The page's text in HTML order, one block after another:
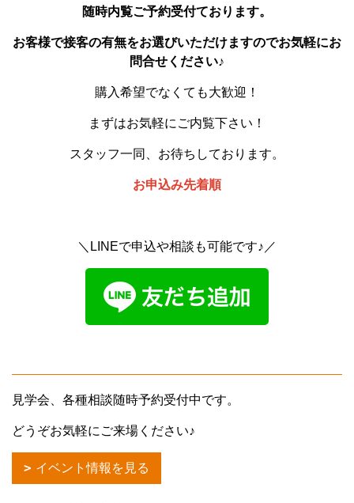
随時内覧ご予約受付ております。
お客様で接客の有無をお選びいただけますのでお気軽にお
問合せください♪
購入希望でなくても大歓迎！
まずはお気軽にご内覧下さい！
スタッフ一同、お待ちしております。
お申込み先着順
＼LINEで申込や相談も可能です♪／
見学会、各種相談随時予約受付中です。
どうぞお気軽にご来場ください♪
イベント情報を見る